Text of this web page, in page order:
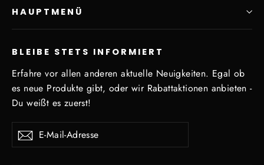
HAUPTMENÜ
BLEIBE STETS INFORMIERT
Erfahre vor allen anderen aktuelle Neuigkeiten. Egal ob
es neue Produkte gibt, oder wir Rabattaktionen anbieten -
Du weißt es zuerst!
E-
Mail-
Abonnieren